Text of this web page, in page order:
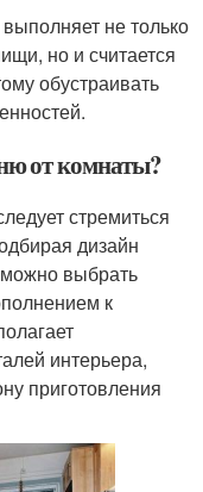
не только
но и считается
обустраивать
от комнаты?
стремиться
дизайн
можно выбрать
к
интерьера,
приготовления